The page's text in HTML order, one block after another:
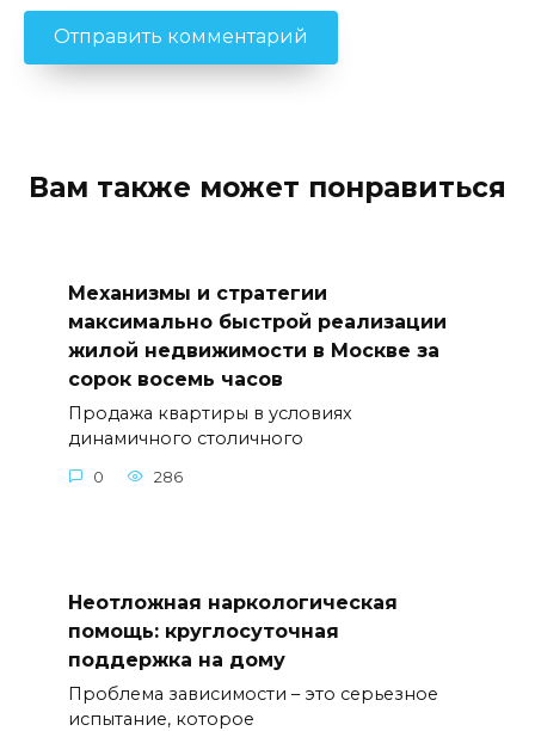
Вам также может понравиться
Механизмы и стратегии
максимально быстрой реализации
жилой недвижимости в Москве за
сорок восемь часов
Продажа квартиры в условиях
динамичного столичного
0 286
Неотложная наркологическая
помощь: круглосуточная
поддержка на дому
Проблема зависимости – это серьезное
испытание, которое